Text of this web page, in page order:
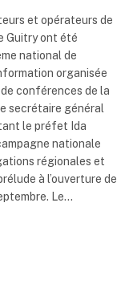
et opérateurs de
Guitry ont été
national de
organisée
conférences de la
secrétaire général
le préfet Ida
nationale
régionales et
à l’ouverture de
Le…